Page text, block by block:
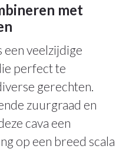
met
een veelzijdige
perfect te
gerechten.
zuurgraad en
cava een
op een breed scala